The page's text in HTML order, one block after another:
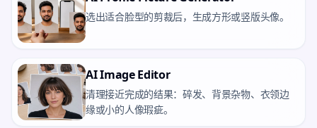
选出适合脸型的剪裁后，生成方形或竖版头像。
AI Image Editor
清理接近完成的结果：碎发、背景杂物、衣领边
缘或小的人像瑕疵。